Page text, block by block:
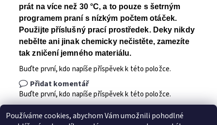
prát na více než 30 °C, a to pouze s šetrným
programem praní s nízkým počtem otáček.
Použijte příslušný prací prostředek. Deky nikdy
nebělte ani jinak chemicky nečistěte, zamezíte
tak zničení jemného materiálu.
Buďte první, kdo napíše příspěvek k této položce.
Přidat komentář
Buďte první, kdo napíše příspěvek k této položce.
Používáme cookies, abychom Vám umožnili pohodlné